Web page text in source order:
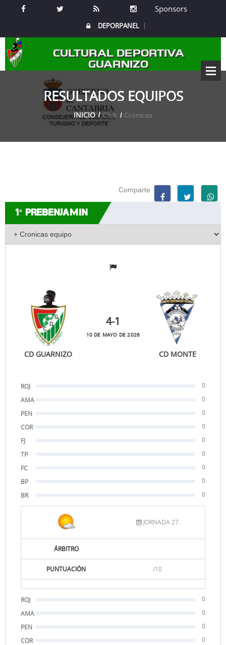
Sponsors
DEPORPANEL
CULTURAL DEPORTIVA
GUARNIZO
RESULTADOS EQUIPOS
INICIO Club Crónicas
Comparte
1ª PREBENJAMIN
CD GUARNIZO
4-1
10 DE MAYO DE 2026
CD MONTE
ROJ
0
AMA
0
PEN
0
COR
0
FJ
0
TP
0
FC
0
BP
0
BR
0
JORNADA 27
ÁRBITRO
PUNTUACIÓN /10
ROJ
0
AMA
0
PEN
0
COR
0